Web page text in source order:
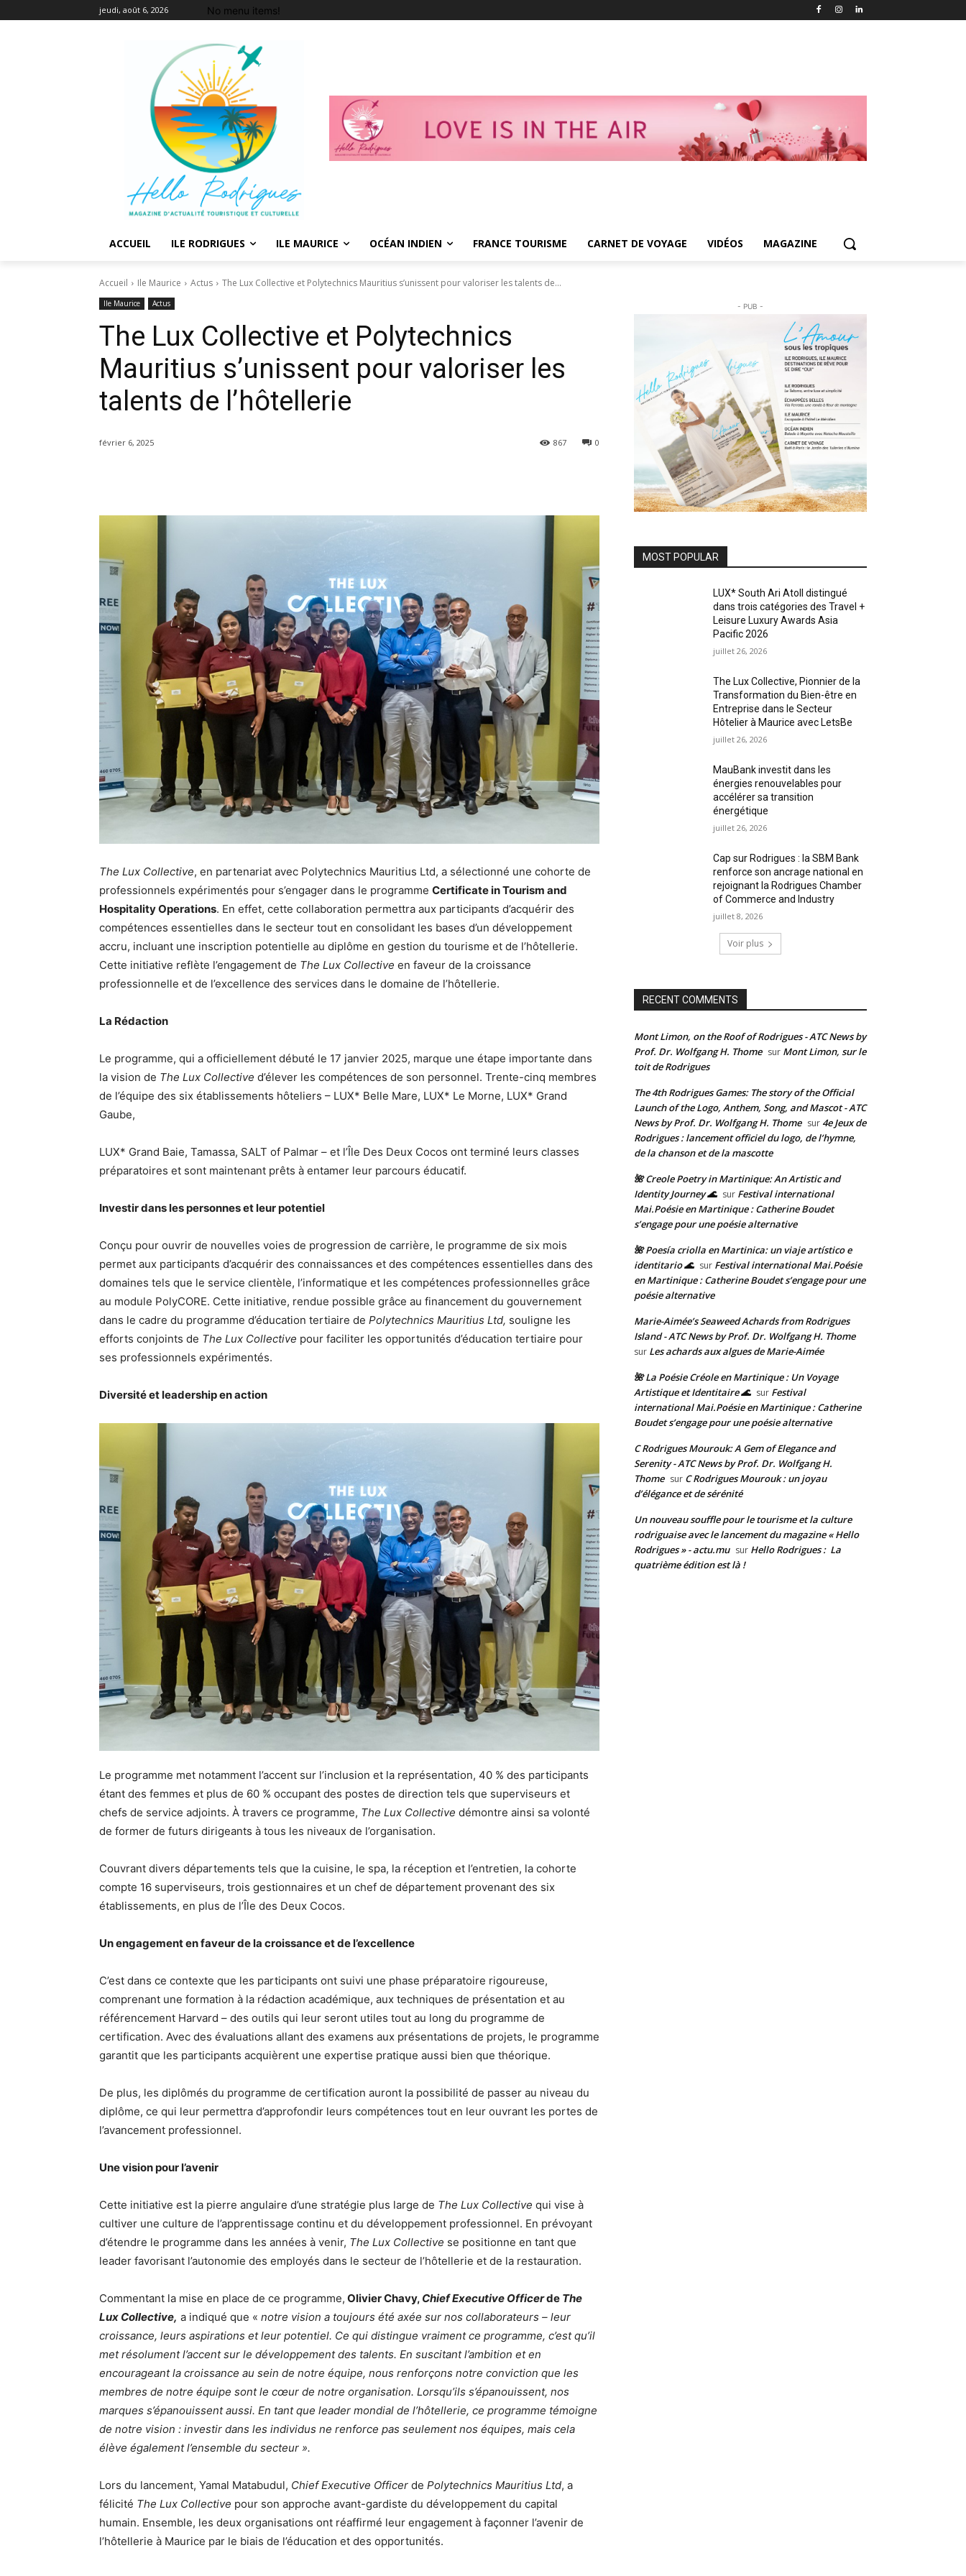
jeudi, août 6, 2026 No menu items!
ACCUEIL ILE RODRIGUES ILE MAURICE OCÉAN INDIEN FRANCE TOURISME CARNET DE VOYAGE VIDÉOS MAGAZINE
Accueil Ile Maurice Actus The Lux Collective et Polytechnics Mauritius s’unissent pour valoriser les talents de...
Ile Maurice Actus
The Lux Collective et Polytechnics
Mauritius s’unissent pour valoriser les
talents de l’hôtellerie
février 6, 2025 0
867
The Lux Collective, en partenariat avec Polytechnics Mauritius Ltd, a sélectionné une cohorte de
professionnels expérimentés pour s’engager dans le programme Certificate in Tourism and
Hospitality Operations. En effet, cette collaboration permettra aux participants d’acquérir des
compétences essentielles dans le secteur tout en consolidant les bases d’un développement
accru, incluant une inscription potentielle au diplôme en gestion du tourisme et de l’hôtellerie.
Cette initiative reflète l’engagement de The Lux Collective en faveur de la croissance
professionnelle et de l’excellence des services dans le domaine de l’hôtellerie.
La Rédaction
Le programme, qui a officiellement débuté le 17 janvier 2025, marque une étape importante dans
la vision de The Lux Collective d’élever les compétences de son personnel. Trente-cinq membres
de l’équipe des six établissements hôteliers – LUX* Belle Mare, LUX* Le Morne, LUX* Grand
Gaube,
LUX* Grand Baie, Tamassa, SALT of Palmar – et l’Île Des Deux Cocos ont terminé leurs classes
préparatoires et sont maintenant prêts à entamer leur parcours éducatif.
Investir dans les personnes et leur potentiel
Conçu pour ouvrir de nouvelles voies de progression de carrière, le programme de six mois
permet aux participants d’acquérir des connaissances et des compétences essentielles dans des
domaines tels que le service clientèle, l’informatique et les compétences professionnelles grâce
au module PolyCORE. Cette initiative, rendue possible grâce au financement du gouvernement
dans le cadre du programme d’éducation tertiaire de Polytechnics Mauritius Ltd, souligne les
efforts conjoints de The Lux Collective pour faciliter les opportunités d’éducation tertiaire pour
ses professionnels expérimentés.
Diversité et leadership en action
Le programme met notamment l’accent sur l’inclusion et la représentation, 40 % des participants
étant des femmes et plus de 60 % occupant des postes de direction tels que superviseurs et
chefs de service adjoints. À travers ce programme, The Lux Collective démontre ainsi sa volonté
de former de futurs dirigeants à tous les niveaux de l’organisation.
Couvrant divers départements tels que la cuisine, le spa, la réception et l’entretien, la cohorte
compte 16 superviseurs, trois gestionnaires et un chef de département provenant des six
établissements, en plus de l’Île des Deux Cocos.
Un engagement en faveur de la croissance et de l’excellence
C’est dans ce contexte que les participants ont suivi une phase préparatoire rigoureuse,
comprenant une formation à la rédaction académique, aux techniques de présentation et au
référencement Harvard – des outils qui leur seront utiles tout au long du programme de
certification. Avec des évaluations allant des examens aux présentations de projets, le programme
garantit que les participants acquièrent une expertise pratique aussi bien que théorique.
De plus, les diplômés du programme de certification auront la possibilité de passer au niveau du
diplôme, ce qui leur permettra d’approfondir leurs compétences tout en leur ouvrant les portes de
l’avancement professionnel.
Une vision pour l’avenir
Cette initiative est la pierre angulaire d’une stratégie plus large de The Lux Collective qui vise à
cultiver une culture de l’apprentissage continu et du développement professionnel. En prévoyant
d’étendre le programme dans les années à venir, The Lux Collective se positionne en tant que
leader favorisant l’autonomie des employés dans le secteur de l’hôtellerie et de la restauration.
Commentant la mise en place de ce programme, Olivier Chavy, Chief Executive Officerde The
Lux Collective, a indiqué que « notre vision a toujours été axée sur nos collaborateurs – leur
croissance, leurs aspirations et leur potentiel. Ce qui distingue vraiment ce programme, c’est qu’il
met résolument l’accent sur le développement des talents. En suscitant l’ambition et en
encourageant la croissance au sein de notre équipe, nous renforçons notre conviction que les
membres de notre équipe sont le cœur de notre organisation. Lorsqu’ils s’épanouissent, nos
marques s’épanouissent aussi. En tant que leader mondial de l’hôtellerie, ce programme témoigne
de notre vision : investir dans les individus ne renforce pas seulement nos équipes, mais cela
élève également l’ensemble du secteur ».
Lors du lancement, Yamal Matabudul, Chief Executive Officer de Polytechnics Mauritius Ltd, a
félicité The Lux Collective pour son approche avant-gardiste du développement du capital
humain. Ensemble, les deux organisations ont réaffirmé leur engagement à façonner l’avenir de
l’hôtellerie à Maurice par le biais de l’éducation et des opportunités.
- PUB -
MOST POPULAR
LUX* South Ari Atoll distingué
dans trois catégories des Travel +
Leisure Luxury Awards Asia
Pacific 2026
juillet 26, 2026
The Lux Collective, Pionnier de la
Transformation du Bien-être en
Entreprise dans le Secteur
Hôtelier à Maurice avec LetsBe
juillet 26, 2026
MauBank investit dans les
énergies renouvelables pour
accélérer sa transition
énergétique
juillet 26, 2026
Cap sur Rodrigues : la SBM Bank
renforce son ancrage national en
rejoignant la Rodrigues Chamber
of Commerce and Industry
juillet 8, 2026
Voir plus
RECENT COMMENTS
Mont Limon, on the Roof of Rodrigues - ATC News by
Prof. Dr. Wolfgang H. Thome sur Mont Limon, sur le
toit de Rodrigues
The 4th Rodrigues Games: The story of the Official
Launch of the Logo, Anthem, Song, and Mascot - ATC
News by Prof. Dr. Wolfgang H. Thome sur4e Jeux de
Rodrigues : lancement officiel du logo, de l’hymne,
de la chanson et de la mascotte
🌺 Creole Poetry in Martinique: An Artistic and
Identity Journey 🌊 sur Festival international
Mai.Poésie en Martinique : Catherine Boudet
s’engage pour une poésie alternative
🌺 Poesía criolla en Martinica: un viaje artístico e
identitario 🌊 sur Festival international Mai.Poésie
en Martinique : Catherine Boudet s’engage pour une
poésie alternative
Marie-Aimée’s Seaweed Achards from Rodrigues
Island - ATC News by Prof. Dr. Wolfgang H. Thome
sur Les achards aux algues de Marie-Aimée
🌺 La Poésie Créole en Martinique : Un Voyage
Artistique et Identitaire 🌊 sur Festival
international Mai.Poésie en Martinique : Catherine
Boudet s’engage pour une poésie alternative
C Rodrigues Mourouk: A Gem of Elegance and
Serenity - ATC News by Prof. Dr. Wolfgang H.
Thome sur C Rodrigues Mourouk : un joyau
d’élégance et de sérénité
Un nouveau souffle pour le tourisme et la culture
rodriguaise avec le lancement du magazine « Hello
Rodrigues » - actu.mu sur Hello Rodrigues : La
quatrième édition est là !